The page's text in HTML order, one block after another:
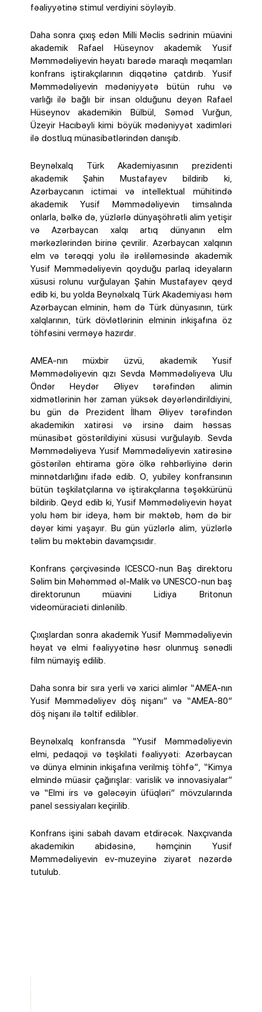
fəaliyyətinə stimul verdiyini söyləyib.
Daha sonra çıxış edən Milli Məclis sədrinin müavini
akademik Rafael Hüseynov akademik Yusif
Məmmədəliyevin həyatı barədə maraqlı məqamları
konfrans iştirakçılarının diqqətinə çatdırıb. Yusif
Məmmədəliyevin mədəniyyətə bütün ruhu və
varlığı ilə bağlı bir insan olduğunu deyən Rafael
Hüseynov akademikin Bülbül, Səməd Vurğun,
Üzeyir Hacıbəyli kimi böyük mədəniyyət xadimləri
ilə dostluq münasibətlərindən danışıb.
Beynəlxalq Türk Akademiyasının prezidenti
akademik Şahin Mustafayev bildirib ki,
Azərbaycanın ictimai və intellektual mühitində
akademik Yusif Məmmədəliyevin timsalında
onlarla, bəlkə də, yüzlərlə dünyaşöhrətli alim yetişir
və Azərbaycan xalqı artıq dünyanın elm
mərkəzlərindən birinə çevrilir. Azərbaycan xalqının
elm və tərəqqi yolu ilə irəliləməsində akademik
Yusif Məmmədəliyevin qoyduğu parlaq ideyaların
xüsusi rolunu vurğulayan Şahin Mustafayev qeyd
edib ki, bu yolda Beynəlxalq Türk Akademiyası həm
Azərbaycan elminin, həm də Türk dünyasının, türk
xalqlarının, türk dövlətlərinin elminin inkişafına öz
töhfəsini verməyə hazırdır.
AMEA-nın müxbir üzvü, akademik Yusif
Məmmədəliyevin qızı Sevda Məmmədəliyeva Ulu
Öndər Heydər Əliyev tərəfindən alimin
xidmətlərinin hər zaman yüksək dəyərləndirildiyini,
bu gün də Prezident İlham Əliyev tərəfindən
akademikin xatirəsi və irsinə daim həssas
münasibət göstərildiyini xüsusi vurğulayıb. Sevda
Məmmədəliyeva Yusif Məmmədəliyevin xatirəsinə
göstərilən ehtirama görə ölkə rəhbərliyinə dərin
minnətdarlığını ifadə edib. O, yubiley konfransının
bütün təşkilatçılarına və iştirakçılarına təşəkkürünü
bildirib. Qeyd edib ki, Yusif Məmmədəliyevin həyat
yolu həm bir ideya, həm bir məktəb, həm də bir
dəyər kimi yaşayır. Bu gün yüzlərlə alim, yüzlərlə
təlim bu məktəbin davamçısıdır.
Konfrans çərçivəsində ICESCO-nun Baş direktoru
Səlim bin Məhəmməd əl-Malik və UNESCO-nun baş
direktorunun müavini Lidiya Britonun
videomüraciəti dinlənilib.
Çıxışlardan sonra akademik Yusif Məmmədəliyevin
həyat və elmi fəaliyyətinə həsr olunmuş sənədli
film nümayiş edilib.
Daha sonra bir sıra yerli və xarici alimlər “AMEA-nın
Yusif Məmmədəliyev döş nişanı” və “AMEA-80”
döş nişanı ilə təltif ediliblər.
Beynəlxalq konfransda “Yusif Məmmədəliyevin
elmi, pedaqoji və təşkilati fəaliyyəti: Azərbaycan
və dünya elminin inkişafına verilmiş töhfə”, “Kimya
elmində müasir çağırışlar: varislik və innovasiyalar”
və “Elmi irs və gələcəyin üfüqləri” mövzularında
panel sessiyaları keçirilib.
Konfrans işini sabah davam etdirəcək. Naxçıvanda
akademikin abidəsinə, həmçinin Yusif
Məmmədəliyevin ev-muzeyinə ziyarət nəzərdə
tutulub.